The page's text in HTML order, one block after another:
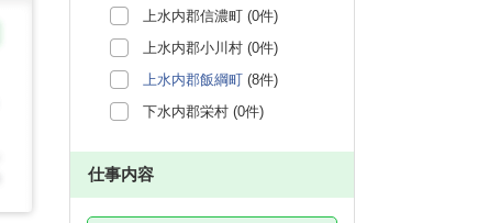
上水内郡信濃町 (0件)
上水内郡小川村 (0件)
上水内郡飯綱町 (8件)
下水内郡栄村 (0件)
仕事内容